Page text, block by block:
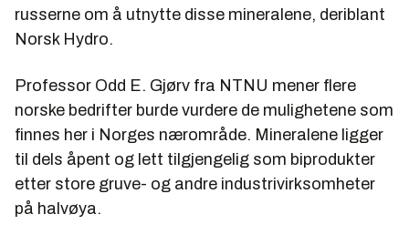
russerne om å utnytte disse mineralene, deriblant
Norsk Hydro.
Professor Odd E. Gjørv fra NTNU mener flere
norske bedrifter burde vurdere de mulighetene som
finnes her i Norges nærområde. Mineralene ligger
til dels åpent og lett tilgjengelig som biprodukter
etter store gruve- og andre industrivirksomheter
på halvøya.